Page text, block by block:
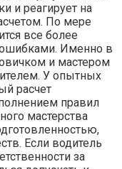
и реагирует на
По мере
все более
Именно в
и мастером
У опытных
расчет
правил
мастерства
Если водитель
за